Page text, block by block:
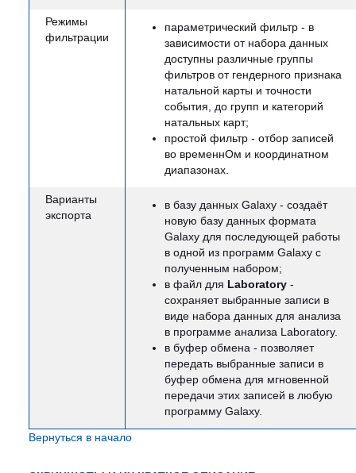
Режимы
фильтрации
параметрический фильтр - в
зависимости от набора данных
доступны различные группы
фильтров от гендерного признака
натальной карты и точности
события, до групп и категорий
натальных карт;
простой фильтр - отбор записей
во временнОм и координатном
диапазонах.
Варианты
экспорта
в базу данных Galaxy - создаёт
новую базу данных формата
Galaxy для последующей работы
в одной из программ Galaxy с
полученным набором;
в файл для Laboratory-
сохраняет выбранные записи в
виде набора данных для анализа
в программе анализа Laboratory.
в буфер обмена - позволяет
передать выбранные записи в
буфер обмена для мгновенной
передачи этих записей в любую
программу Galaxy.
Вернуться в начало